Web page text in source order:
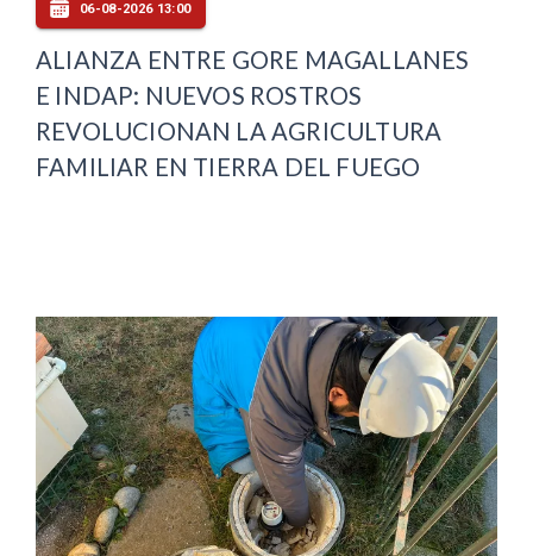
06-08-2026 13:00
ALIANZA ENTRE GORE MAGALLANES
E INDAP: NUEVOS ROSTROS
REVOLUCIONAN LA AGRICULTURA
FAMILIAR EN TIERRA DEL FUEGO